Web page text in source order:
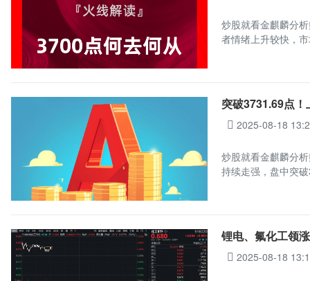
炒股就看金麒麟分
者情绪上升较快，
突破3731.69点
2025-08-18
炒股就看金麒麟分
持续走强，盘中突
锂电、氟化工领
2025-08-18